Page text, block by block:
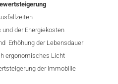
der Energiekosten
Erhöhung der Lebensdauer
ergonomisches Licht
der Immobilie